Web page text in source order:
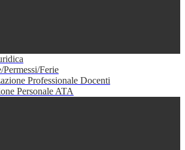
Permessi/Ferie
Professionale Docenti
Personale ATA